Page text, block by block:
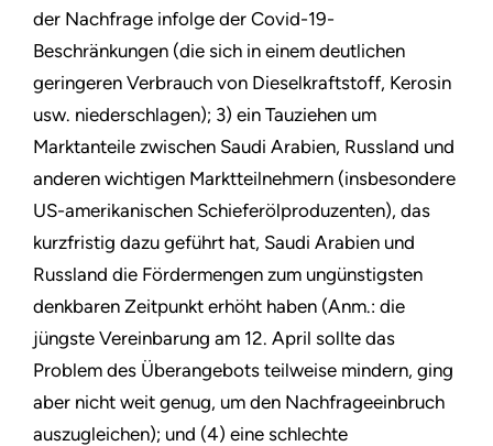
der Nachfrage infolge der Covid-19-
Beschränkungen (die sich in einem deutlichen
geringeren Verbrauch von Dieselkraftstoff, Kerosin
usw. niederschlagen); 3) ein Tauziehen um
Marktanteile zwischen Saudi Arabien, Russland und
anderen wichtigen Marktteilnehmern (insbesondere
US-amerikanischen Schieferölproduzenten), das
kurzfristig dazu geführt hat, Saudi Arabien und
Russland die Fördermengen zum ungünstigsten
denkbaren Zeitpunkt erhöht haben (Anm.: die
jüngste Vereinbarung am 12. April sollte das
Problem des Überangebots teilweise mindern, ging
aber nicht weit genug, um den Nachfrageeinbruch
auszugleichen); und (4) eine schlechte